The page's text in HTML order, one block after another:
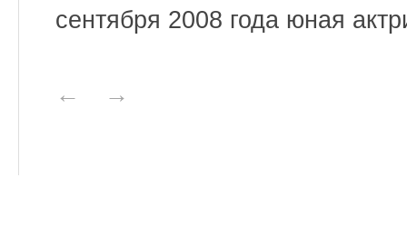
сентября 2008 года юная
← →